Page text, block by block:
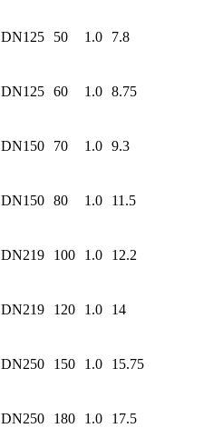
DN125 50 1.0 7.8
DN125 60 1.0 8.75
DN150 70 1.0 9.3
DN150 80 1.0 11.5
DN219 100 1.0 12.2
DN219 120 1.0 14
DN250 150 1.0 15.75
DN250 180 1.0 17.5